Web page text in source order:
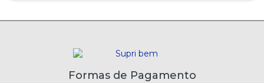
Formas de Pagamento